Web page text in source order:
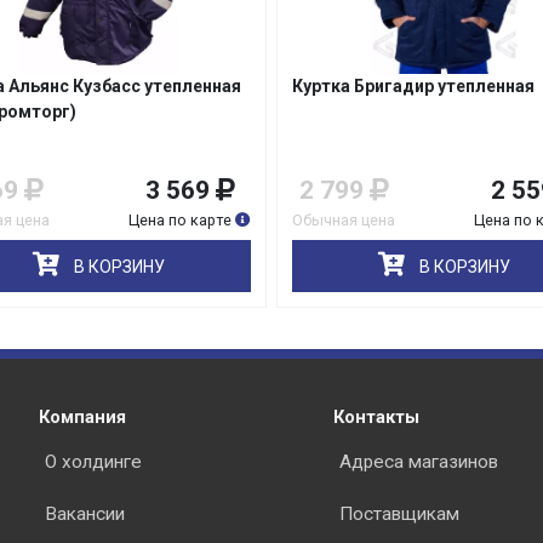
Бригадир утепленная
цена
2 559
Цена по карте
В КОРЗИНУ
Куртка Альянс Кузбасс
3 449
Обычная цена
3
Цена по
В КОРЗИНУ
Компания
О холдинге
Вакансии
Контакты
Адреса магазинов
Поставщикам